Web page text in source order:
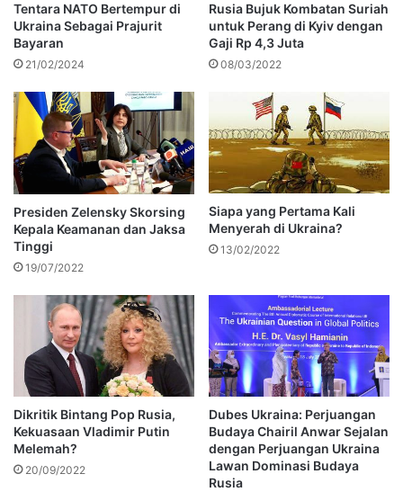
Tentara NATO Bertempur di
Ukraina Sebagai Prajurit
Bayaran
21/02/2024
Rusia Bujuk Kombatan Suriah
untuk Perang di Kyiv dengan
Gaji Rp 4,3 Juta
08/03/2022
Presiden Zelensky Skorsing
Kepala Keamanan dan Jaksa
Tinggi
19/07/2022
Siapa yang Pertama Kali
Menyerah di Ukraina?
13/02/2022
Dikritik Bintang Pop Rusia,
Kekuasaan Vladimir Putin
Melemah?
20/09/2022
Dubes Ukraina: Perjuangan
Budaya Chairil Anwar Sejalan
dengan Perjuangan Ukraina
Lawan Dominasi Budaya
Rusia